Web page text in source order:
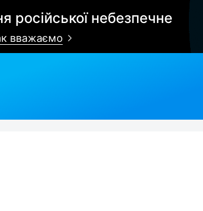
російської небезпечне
вважаємо